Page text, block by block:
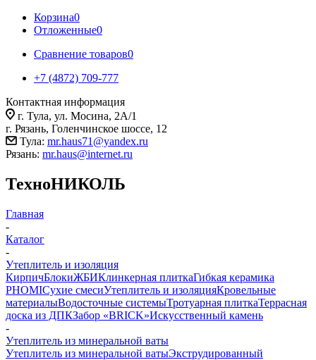
Корзина0
Отложенные0
Сравнение товаров0
+7 (4872) 709-777
Контактная информация
г. Тула, ул. Мосина, 2А/1
г. Рязань, Голенчинское шоссе, 12
Тула: mr.haus71@yandex.ru
Рязань: mr.haus@internet.ru
ТехноНИКОЛЬ
Главная
-
Каталог
-
Утеплитель и изоляция
КирпичБлокиЖБИКлинкерная плиткаГибкая керамика
PHOMIСухие смесиУтеплитель и изоляцияКровельные
материалыВодосточные системыТротуарная плиткаТеррасная
доска из ДПКЗабор «‎BRICK»‎Искусственный камень
-
Утеплитель из минеральной ваты
Утеплитель из минеральной ватыЭкструдированный